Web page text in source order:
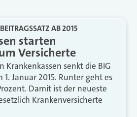
AB 2015
starten
Versicherte
Krankenkassen senkt die BIG
Januar 2015. Runter geht es
Damit ist der neueste
Krankenversicherte